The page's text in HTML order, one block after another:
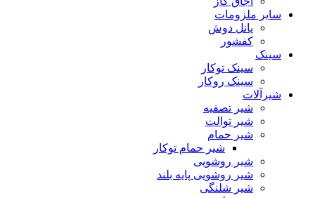
سایر ملزومات
پانل دوش
کفشور
سینک
سینک توکار
سینک روکار
شیرآلات
شیر تصفیه
شیر توالت
شیر حمام
شیر حمام توکار
شیر روشویی
شیر روشویی پایه بلند
شیر شلنگی